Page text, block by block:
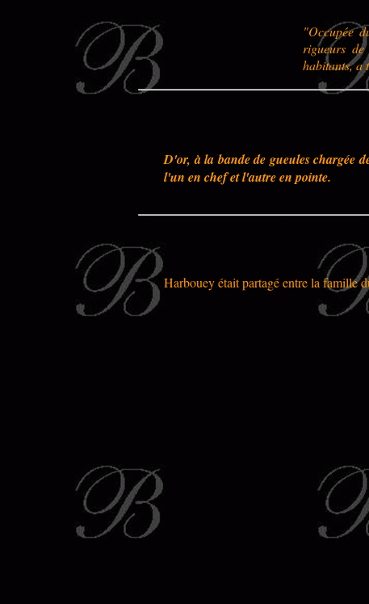
"Occupée
rigueurs
habitants, a
D'or, à la bande de gueules chargée
l'un en chef et l'autre en pointe.
Harbouey était partagé entre la famille